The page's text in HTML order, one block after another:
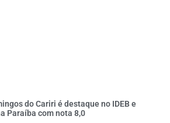
do Cariri é destaque no IDEB e
Paraíba com nota 8,0